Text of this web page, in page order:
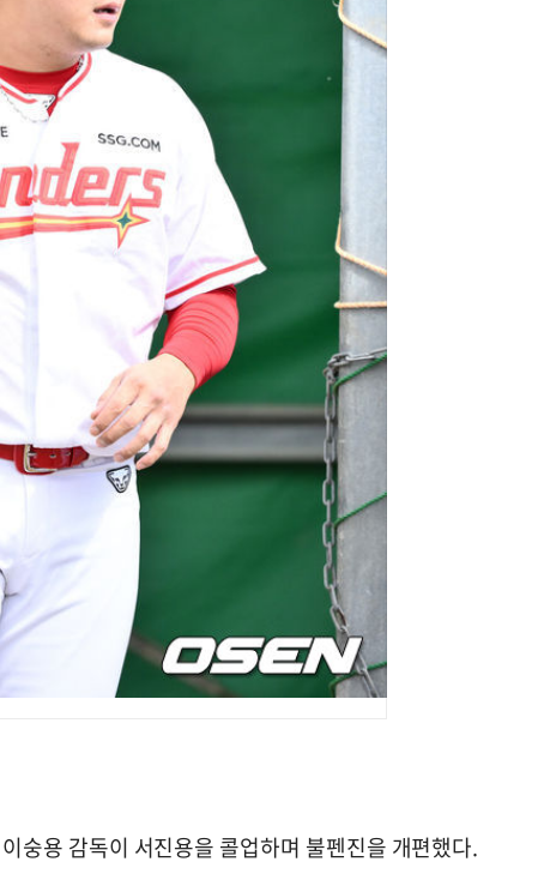
숭용 감독이 서진용을 콜업하며 불펜진을 개편했다.